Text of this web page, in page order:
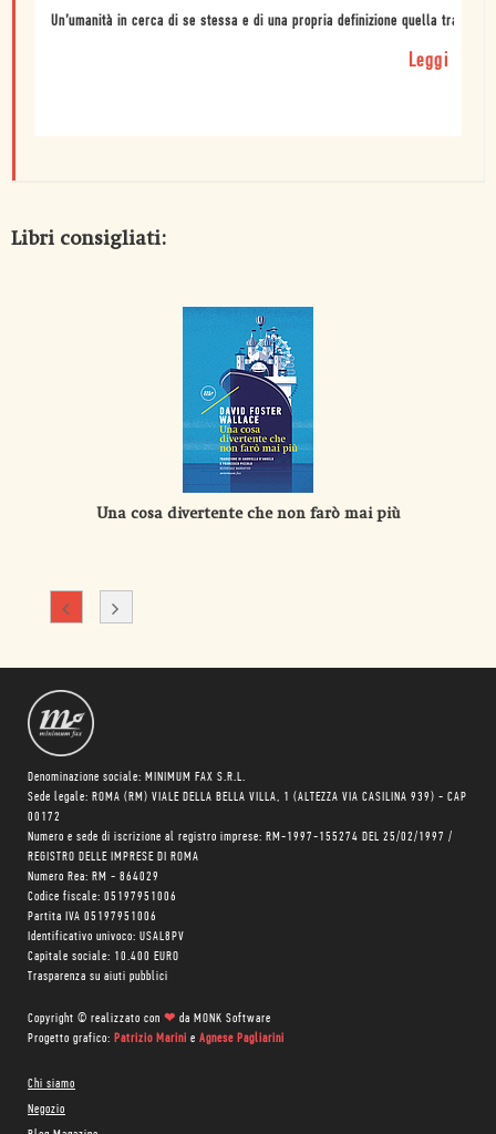
Un’umanità in cerca di se stessa e di una propria definizione quella
Leggi
Libri consigliati:
Una cosa divertente che non farò mai più
Denominazione sociale: MINIMUM FAX S.R.L.
Sede legale: ROMA (RM) VIALE DELLA BELLA VILLA, 1 (ALTEZZA VIA CASILINA 939) - CAP
00172
Numero e sede di iscrizione al registro imprese: RM-1997-155274 DEL 25/02/1997 /
REGISTRO DELLE IMPRESE DI ROMA
Numero Rea: RM - 864029
Codice fiscale: 05197951006
Partita IVA 05197951006
Identificativo univoco: USAL8PV
Capitale sociale: 10.400 EURO
Trasparenza su aiuti pubblici
Copyright © realizzato con ❤ da MONK Software
Progetto grafico: Patrizio Marini e Agnese Pagliarini
Chi siamo
Negozio